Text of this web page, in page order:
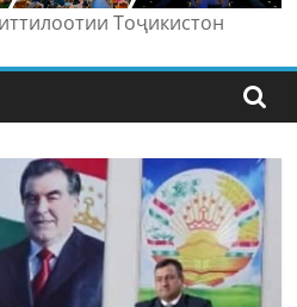
Тоҷикистон